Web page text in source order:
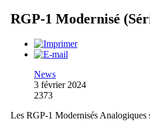
RGP-1 Modernisé
News
3 février 2024
2373
Les RGP-1 Modernisés Analogiques